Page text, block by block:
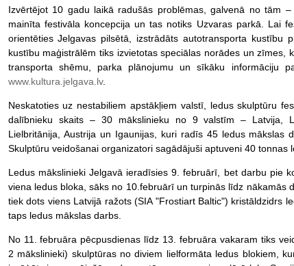
Izvērtējot 10 gadu laikā radušās problēmas, galvenā no tām –
mainīta festivāla koncepcija un tas notiks Uzvaras parkā. Lai
orientēties Jelgavas pilsētā, izstrādāts autotransporta kustību
kustību maģistrālēm tiks izvietotas speciālas norādes un zīmes,
transporta shēmu, parka plānojumu un sīkāku informāciju
www.kultura.jelgava.lv.
Neskatoties uz nestabiliem apstākļiem valstī, ledus skulptūru
dalībnieku skaits – 30 mākslinieku no 9 valstīm – Latvija,
Lielbritānija, Austrija un Igaunijas, kuri radīs 45 ledus mākslas
Skulptūru veidošanai organizatori sagādājuši aptuveni 40 tonnas
Ledus mākslinieki Jelgavā ieradīsies 9. februārī, bet darbu pie
viena ledus bloka, sāks no 10.februārī un turpinās līdz nākamās
tiek dots viens Latvijā ražots (SIA "Frostiart Baltic") kristāldzidrs
taps ledus mākslas darbs.
No 11. februāra pēcpusdienas līdz 13. februāra vakaram tiks
2 mākslinieki) skulptūras no diviem lielformāta ledus blokiem,